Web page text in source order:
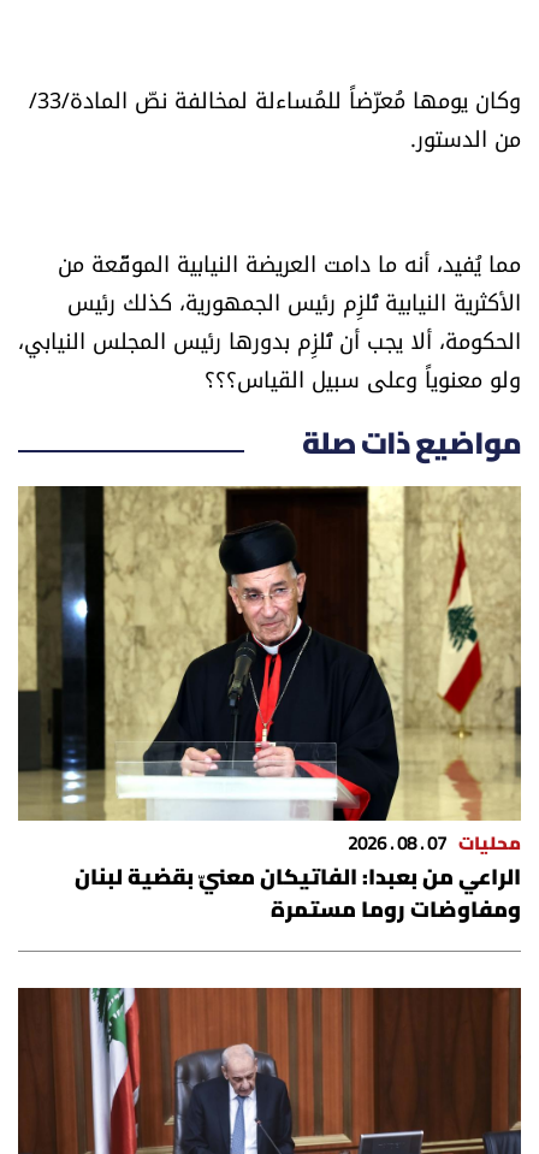
وكان يومها مُعرّضاً للمُساءلة لمخالفة نصّ المادة/33/
من الدستور.
مما يُفيد، أنه ما دامت العريضة النيابية الموقّعة من
الأكثرية النيابية تُلزِم رئيس الجمهورية، كذلك رئيس
الحكومة، ألا يجب أن تُلزِم بدورها رئيس المجلس النيابي،
ولو معنوياً وعلى سبيل القياس؟؟؟
مواضيع ذات صلة
محليات 07 . 08 . 2026
الراعي من بعبدا: الفاتيكان معنيّ بقضية لبنان
ومفاوضات روما مستمرة